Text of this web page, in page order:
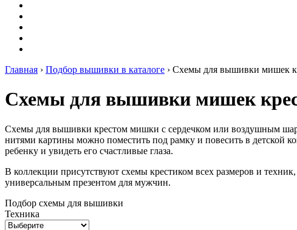
Главная › Подбор вышивки в каталоге › Схемы для вышивки мишек
Схемы для вышивки мишек
Схемы для вышивки крестом мишки с сердечком или воздушным
нитями картины можно поместить под рамку и повесить в детской
ребенку и увидеть его счастливые глаза.
В коллекции присутствуют схемы крестиком всех размеров и
универсальным презентом для мужчин.
Подбор схемы для вышивки
Техника